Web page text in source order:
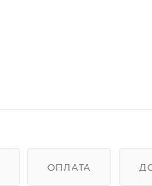
ОПЛАТА